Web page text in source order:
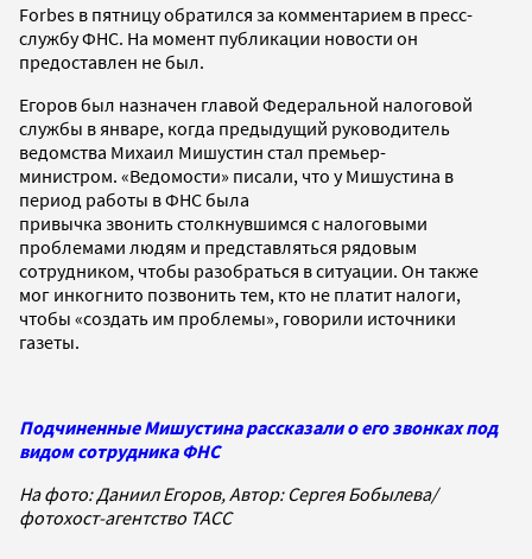
Forbes в пятницу обратился за комментарием в пресс-
службу ФНС. На момент публикации новости он
предоставлен не был.
Егоров был назначен главой Федеральной налоговой
службы в январе, когда предыдущий руководитель
ведомства Михаил Мишустин стал премьер-
министром. «Ведомости» писали, что у Мишустина в
период работы в ФНС была
привычка звонить столкнувшимся с налоговыми
проблемами людям и представляться рядовым
сотрудником, чтобы разобраться в ситуации. Он также
мог инкогнито позвонить тем, кто не платит налоги,
чтобы «создать им проблемы», говорили источники
газеты.
Подчиненные Мишустина рассказали о его звонках под
видом сотрудника ФНС
На фото: Даниил Егоров, Автор: Сергея Бобылева/
фотохост-агентство ТАСС